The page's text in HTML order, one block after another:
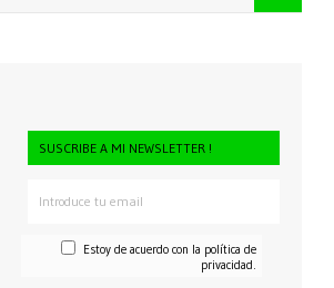
SUSCRIBE A MI NEWSLETTER !
Estoy de acuerdo con la política de
privacidad.